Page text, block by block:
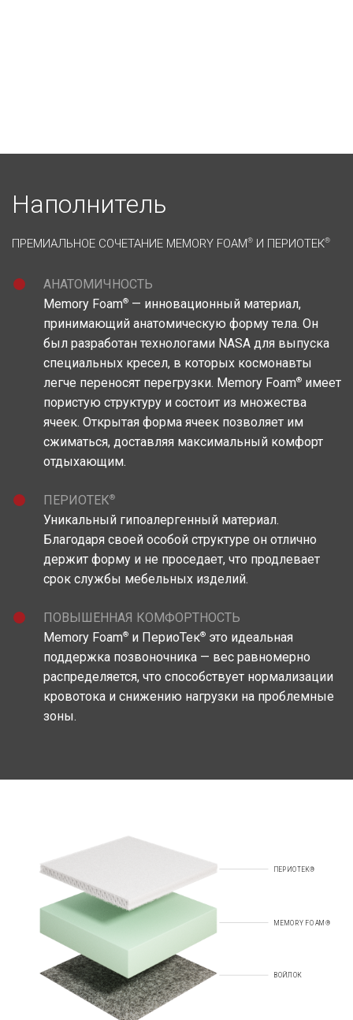
Наполнитель
ПРЕМИАЛЬНОЕ СОЧЕТАНИЕ MEMORY FOAM® И ПЕРИОТЕК®
АНАТОМИЧНОСТЬ
Memory Foam® — инновационный материал,
принимающий анатомическую форму тела. Он
был разработан технологами NASA для выпуска
специальных кресел, в которых космонавты
легче переносят перегрузки. Memory Foam® имеет
пористую структуру и состоит из множества
ячеек. Открытая форма ячеек позволяет им
сжиматься, доставляя максимальный комфорт
отдыхающим.
ПЕРИОТЕК®
Уникальный гипоалергенный материал.
Благодаря своей особой структуре он отлично
держит форму и не проседает, что продлевает
срок службы мебельных изделий.
ПОВЫШЕННАЯ КОМФОРТНОСТЬ
Memory Foam® и ПериоТек® это идеальная
поддержка позвоночника — вес равномерно
распределяется, что способствует нормализации
кровотока и снижению нагрузки на проблемные
зоны.
ПЕРИОТЕК®
MEMORY FOAM®
ВОЙЛОК